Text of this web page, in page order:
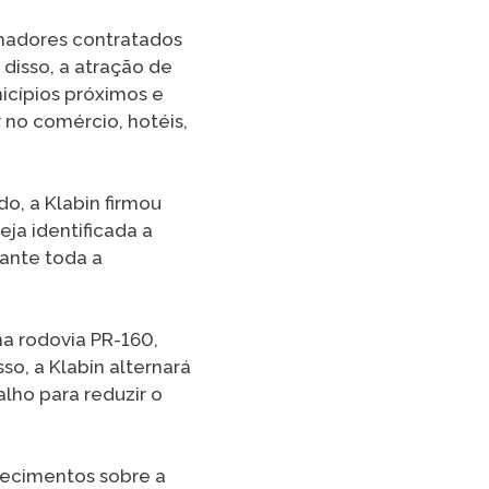
contratados
a atração de
próximos e
comércio, hotéis,
a Klabin firmou
identificada a
toda a
rodovia PR-160,
a Klabin alternará
para reduzir o
sobre a